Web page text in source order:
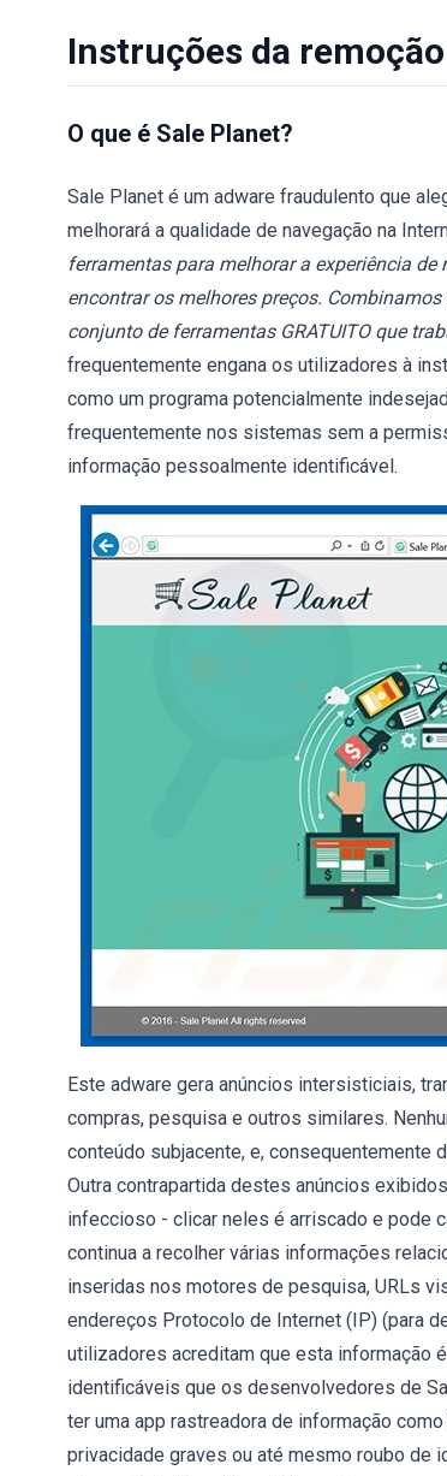
Instruções da
O que é Sale Planet?
Sale Planet é um adware fraudulento que
melhorará a qualidade de navegação na
ferramentas para melhorar a experiência
encontrar os melhores preços.
conjunto de ferramentas GRATUITO que
frequentemente engana os utilizadores à
como um programa potencialmente
frequentemente nos sistemas sem a
informação pessoalmente identificável.
Este adware gera anúncios intersisticiais,
compras, pesquisa e outros similares.
conteúdo subjacente, e, consequentemente
Outra contrapartida destes anúncios
infeccioso - clicar neles é arriscado e pode
continua a recolher várias informações
inseridas nos motores de pesquisa, URLs
endereços Protocolo de Internet (IP) (para
utilizadores acreditam que esta informação
identificáveis que os desenvolvedores de
ter uma app rastreadora de informação
privacidade graves ou até mesmo roubo de